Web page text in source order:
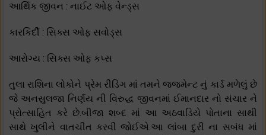
આર્થિક જીવન : નાઈટ ઓફ વેન્ડ્સ
કારકિર્દી : સિક્સ ઓફ સવોડ્સ
આરોગ્ય : સિક્સ ઓફ કપ્સ
તુલા રાશિના લોકોને પ્રેમ રીડિંગ માં તમને જજમેન્ટ નું કાર્ડ મળેલું છે
જે અનસુલજા નિર્ણય ની વિરુદ્ધ જીવનમાં ઈમાનદાર નો સંચાર ને
પ્રોત્સાહિત કરે છે.બીજા શબ્દ માં આ અઠવાડિયે પોતાના સાથી
સાથે ખુલીને વાતચીત કરવી જોઈએ.આ લાંબા દુરી ના સબંધ માં